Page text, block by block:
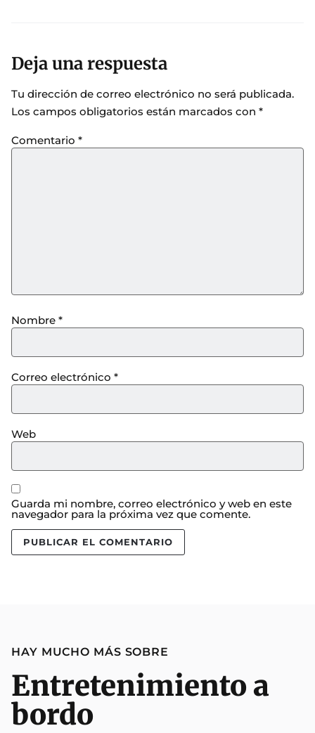
Deja una respuesta
Tu dirección de correo electrónico no será publicada.
Los campos obligatorios están marcados con *
Comentario *
Nombre *
Correo electrónico *
Web
Guarda mi nombre, correo electrónico y web en este
navegador para la próxima vez que comente.
HAY MUCHO MÁS SOBRE
Entretenimiento a
bordo